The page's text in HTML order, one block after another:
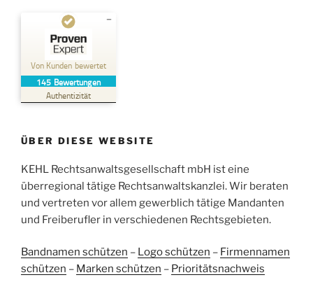
Von Kunden bewertet
145 Bewertungen
Authentizität
Kundenbewertungen und Erfahrungen zu
Kehl Rechtsanwaltsgesellschaft mbH
SEHR GUT
Bewertungen auf
ProvenExpert.com
Bewertungen von
2
anderen Quellen
Blick aufs ProvenExpert-Profil werfen
ÜBER DIESE WEBSITE
KEHL Rechtsanwaltsgesellschaft mbH ist eine
überregional tätige Rechtsanwaltskanzlei. Wir beraten
und vertreten vor allem gewerblich tätige Mandanten
und Freiberufler in verschiedenen Rechtsgebieten.
Bandnamen schützen – Logo schützen – Firmennamen
schützen – Marken schützen – Prioritätsnachweis